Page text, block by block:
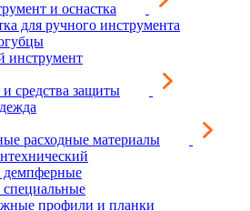
и оснастка
для ручного инструмента
инструмент
средства защиты
расходные материалы
профили и планки